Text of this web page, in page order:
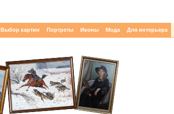
Выбор картин Портреты Иконы Мода Для интерьера